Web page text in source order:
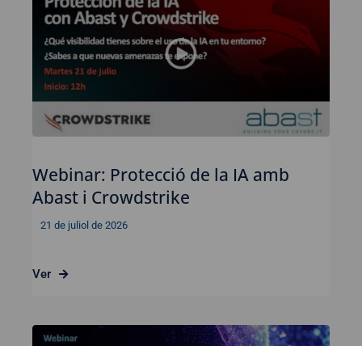
Webinar: Protecció de la IA amb
Abast i Crowdstrike
21 de juliol de 2026
Ver